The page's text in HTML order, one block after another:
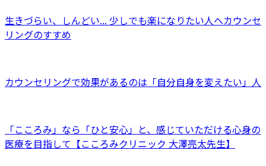
生きづらい、しんどい... 少しでも楽になりたい人へカウンセ
リングのすすめ
カウンセリングで効果があるのは「自分自身を変えたい」人
「こころみ」なら「ひと安心」と、感じていただける心身の
医療を目指して【こころみクリニック 大澤亮太先生】